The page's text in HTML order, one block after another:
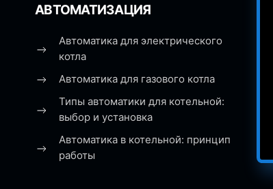
АВТОМАТИЗАЦИЯ
Автоматика для электрического
котла
Автоматика для газового котла
Типы автоматики для котельной:
выбор и установка
Автоматика в котельной: принцип
работы